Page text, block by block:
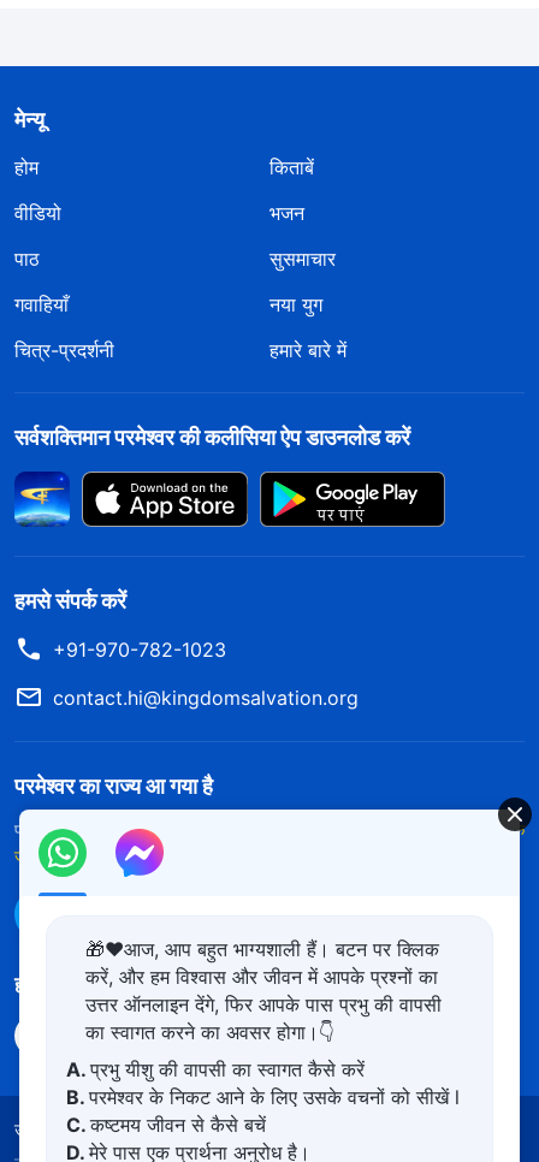
मेन्यू
होम
किताबें
वीडियो
भजन
पाठ
सुसमाचार
गवाहियाँ
नया युग
चित्र-प्रदर्शनी
हमारे बारे में
सर्वशक्तिमान परमेश्वर की कलीसिया ऐप डाउनलोड करें
हमसे संपर्क करें
+91-970-782-1023
contact.hi@kingdomsalvation.org
परमेश्वर का राज्य आ गया है
परमेश्वर का राज्य पृथ्वी पर आ गया है! क्या आप इसमें प्रवेश करना चाहते हैं?
और अधिक
जानें
हमारा अनुसरण करें
उपयोग की शर्तें गोपनीयता नीत साभार
🎁❤️आज, आप बहुत भाग्यशाली हैं। बटन पर क्लिक
करें, और हम विश्वास और जीवन में आपके प्रश्नों का
उत्तर ऑनलाइन देंगे, फिर आपके पास प्रभु की वापसी
का स्वागत करने का अवसर होगा।👇
A.प्रभु यीशु की वापसी का स्वागत कैसे करें
B.परमेश्वर के निकट आने के लिए उसके वचनों को सीखें l
C.कष्टमय जीवन से कैसे बचें
D.मेरे पास एक प्रार्थना अनुरोध है।